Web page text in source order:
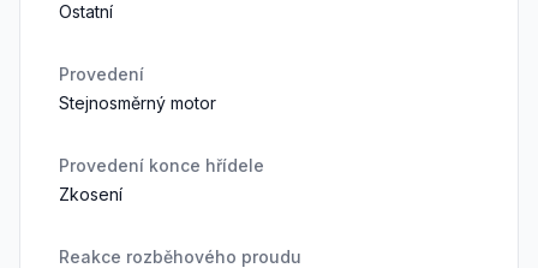
Ostatní
Provedení
Stejnosměrný motor
Provedení konce hřídele
Zkosení
Reakce rozběhového proudu